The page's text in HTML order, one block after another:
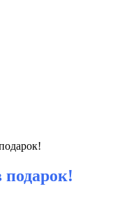
подарок!